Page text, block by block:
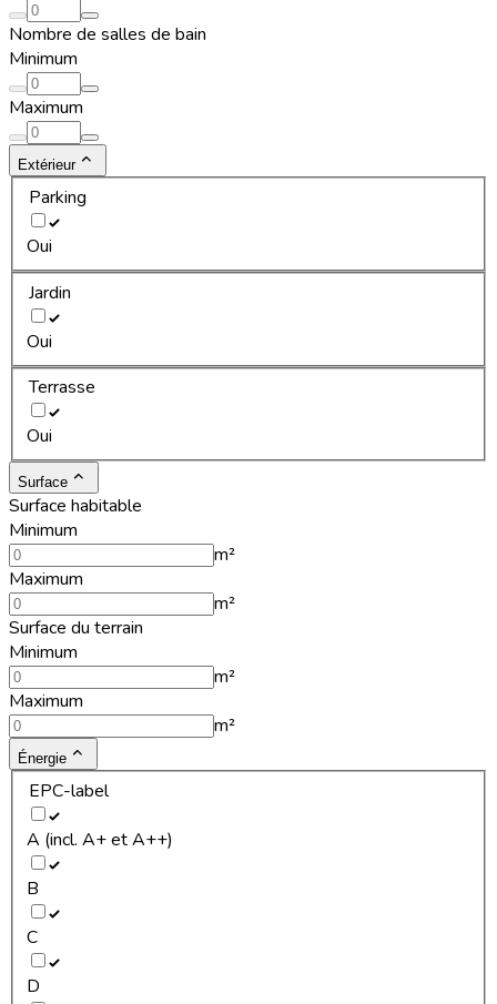
Nombre de salles de bain
Minimum
Maximum
Extérieur
Parking
Oui
Jardin
Oui
Terrasse
Oui
Surface
Surface habitable
Minimum
m²
Maximum
m²
Surface du terrain
Minimum
m²
Maximum
m²
Énergie
EPC-label
A (incl. A+ et A++)
B
C
D